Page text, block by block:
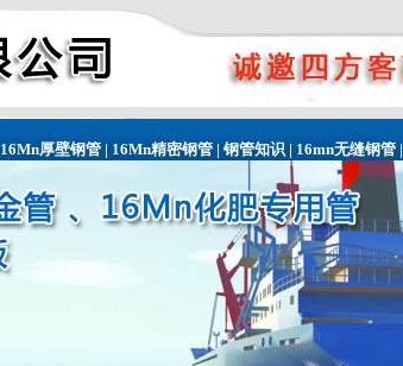
16Mn厚壁钢管| 16Mn精密钢管| 钢管知识| 16mn无缝钢管|